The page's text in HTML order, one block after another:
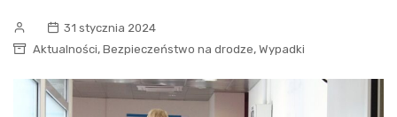
31 stycznia 2024
Aktualności, Bezpieczeństwo na drodze, Wypadki